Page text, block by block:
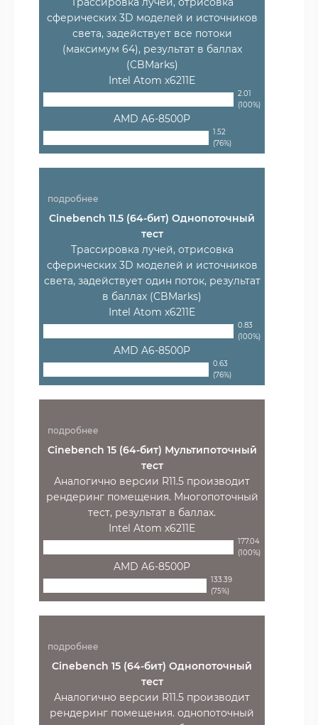
сферических 3D моделей и источников
света, задействует все потоки
(максимум 64), результат в баллах
(CBMarks)
Intel Atom x6211E
2.01
(100%)
AMD A6-8500P
1.52
(76%)
подробнее
Cinebench 11.5 (64-бит) Однопоточный
тест
Трассировка лучей, отрисовка
сферических 3D моделей и источников
света, задействует один поток, результат
в баллах (CBMarks)
Intel Atom x6211E
0.83
(100%)
AMD A6-8500P
0.63
(76%)
подробнее
Cinebench 15 (64-бит) Мультипоточный
тест
Аналогично версии R11.5 производит
рендеринг помещения. Многопоточный
тест, результат в баллах.
Intel Atom x6211E
177.04
(100%)
AMD A6-8500P
133.39
(75%)
подробнее
Cinebench 15 (64-бит) Однопоточный
тест
Аналогично версии R11.5 производит
рендеринг помещения. однопоточный